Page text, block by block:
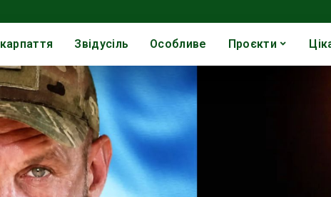
Звідусіль Особливе Проєкти